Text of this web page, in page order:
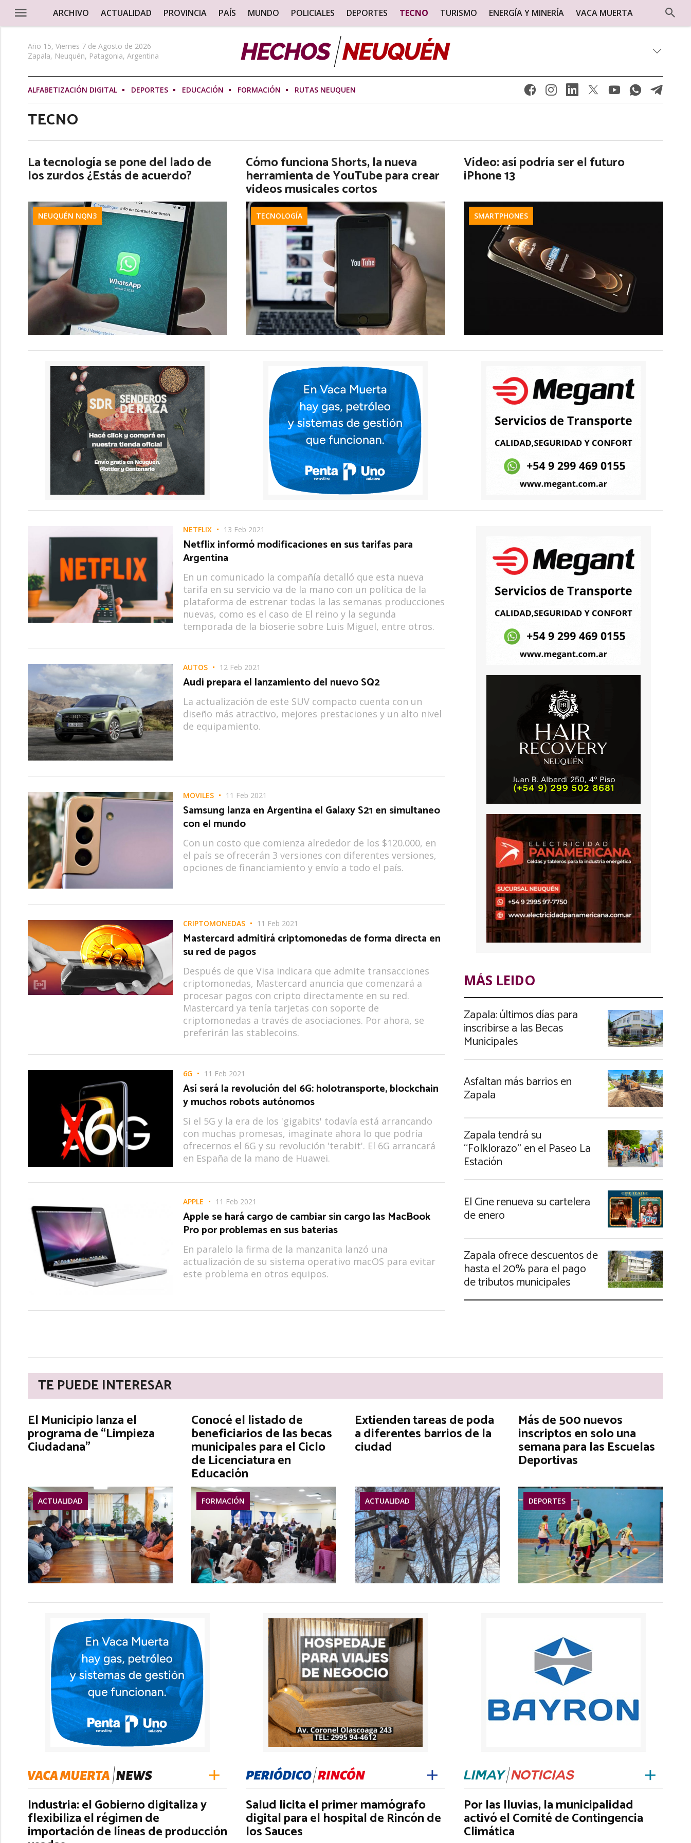
ARCHIVO ACTUALIDAD PROVINCIA PAÍS MUNDO POLICIALES DEPORTES TECNO TURISMO ENERGÍA Y MINERÍA VACA MUERTA
Año 15, Viernes 7 de Agosto de 2026
Zapala, Neuquén, Patagonia, Argentina
ALFABETIZACIÓN DIGITAL DEPORTES EDUCACIÓN FORMACIÓN RUTAS NEUQUEN
TECNO
La tecnología se pone del lado de
los zurdos ¿Estás de acuerdo?
NEUQUÉN NQN3
Cómo funciona Shorts, la nueva
herramienta de YouTube para crear
videos musicales cortos
TECNOLOGÍA
Vídeo: así podría ser el futuro
iPhone 13
SMARTPHONES
NETFLIX 13 Feb 2021
Netflix informó modificaciones en sus tarifas para
Argentina
En un comunicado la compañía detalló que esta nueva
tarifa en su servicio va de la mano con un política de la
plataforma de estrenar todas la las semanas producciones
nuevas, como es el caso de El reino y la segunda
temporada de la bioserie sobre Luis Miguel, entre otros.
AUTOS 12 Feb 2021
Audi prepara el lanzamiento del nuevo SQ2
La actualización de este SUV compacto cuenta con un
diseño más atractivo, mejores prestaciones y un alto nivel
de equipamiento.
MÓVILES 11 Feb 2021
Samsung lanza en Argentina el Galaxy S21 en simultaneo
con el mundo
Con un costo que comienza alrededor de los $120.000, en
el país se ofrecerán 3 versiones con diferentes versiones,
opciones de financiamiento y envío a todo el país.
CRIPTOMONEDAS 11 Feb 2021
Mastercard admitirá criptomonedas de forma directa en
su red de pagos
Después de que Visa indicara que admite transacciones
criptomonedas, Mastercard anuncia que comenzará a
procesar pagos con cripto directamente en su red.
Mastercard ya tenía tarjetas con soporte de
criptomonedas a través de asociaciones. Por ahora, se
preferirán las stablecoins.
6G 11 Feb 2021
Así será la revolución del 6G: holotransporte, blockchain
y muchos robots autónomos
Si el 5G y la era de los 'gigabits' todavía está arrancando
con muchas promesas, imagínate ahora lo que podría
ofrecernos el 6G y su revolución 'terabit'. El 6G arrancará
en España de la mano de Huawei.
APPLE 11 Feb 2021
Apple se hará cargo de cambiar sin cargo las MacBook
Pro por problemas en sus baterias
En paralelo la firma de la manzanita lanzó una
actualización de su sistema operativo macOS para evitar
este problema en otros equipos.
MÁS LEIDO
Zapala: últimos días para
inscribirse a las Becas
Municipales
Asfaltan más barrios en
Zapala
Zapala tendrá su
“Folklorazo” en el Paseo La
Estación
El Cine renueva su cartelera
de enero
Zapala ofrece descuentos de
hasta el 20% para el pago
de tributos municipales
TE PUEDE INTERESAR
El Municipio lanza el
programa de “Limpieza
Ciudadana”
ACTUALIDAD
Conocé el listado de
beneficiarios de las becas
municipales para el Ciclo
de Licenciatura en
Educación
FORMACIÓN
Extienden tareas de poda
a diferentes barrios de la
ciudad
ACTUALIDAD
Más de 500 nuevos
inscriptos en solo una
semana para las Escuelas
Deportivas
DEPORTES
Industria: el Gobierno digitaliza y
flexibiliza el régimen de
importación de líneas de producción
Salud licita el primer mamógrafo
digital para el hospital de Rincón de
los Sauces
Por las lluvias, la municipalidad
activó el Comité de Contingencia
Climática